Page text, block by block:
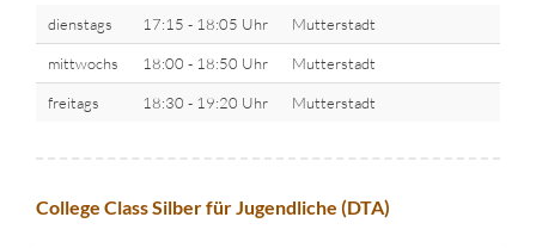
dienstags 17:15 - 18:05 Uhr Mutterstadt
mittwochs 18:00 - 18:50 Uhr Mutterstadt
freitags 18:30 - 19:20 Uhr Mutterstadt
College Class Silber für Jugendliche (DTA)